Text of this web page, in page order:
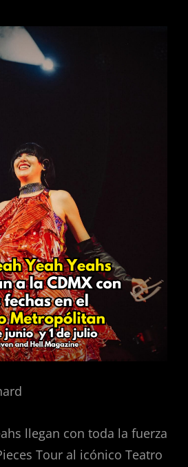
llegan con toda la fuerza
Tour al icónico Teatro